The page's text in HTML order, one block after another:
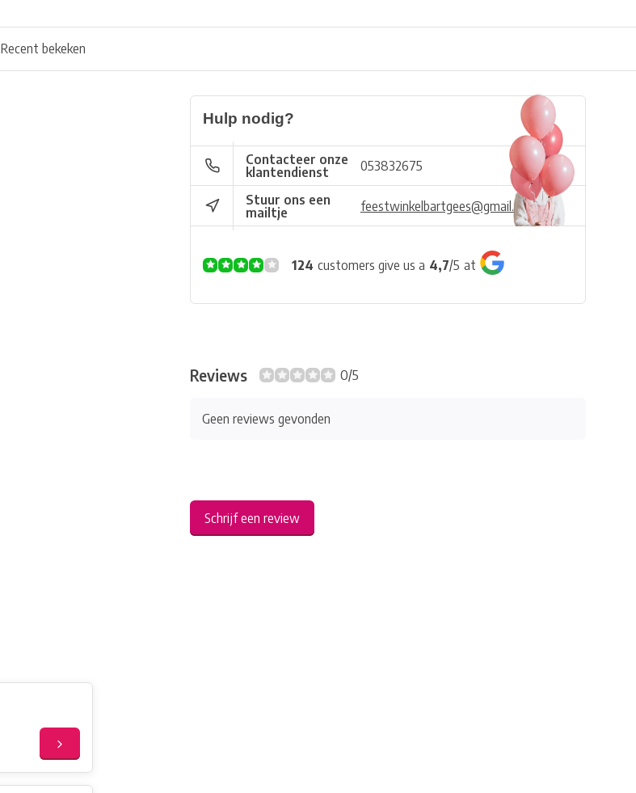
Recent bekeken
Hulp nodig?
Contacteer onze
klantendienst
053832675
Stuur ons een
mailtje
feestwinkelbartgees@gmail.com
124 customers give us a 4,7/5 at
Reviews 0/5
Geen reviews gevonden
Schrijf een review